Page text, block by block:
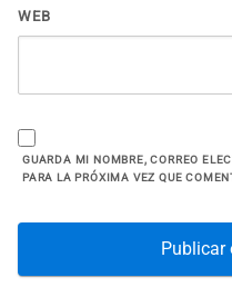
WEB
GUARDA MI NOMBRE, CORREO
PARA LA PRÓXIMA VEZ QUE